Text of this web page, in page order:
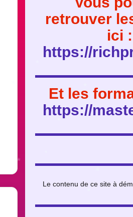
retrouver
ici :
https://
Et les
https://
Le contenu de ce site à